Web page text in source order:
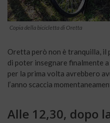
Copia della bicicletta di Oretta
Oretta però non è tranquilla, il
di poter insegnare finalmente
per la prima volta avrebbero
l’anno scaccia
Alle 12,30, dopo